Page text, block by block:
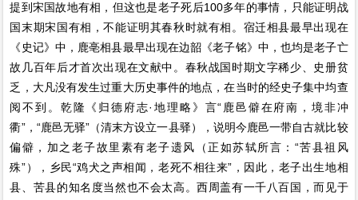
提到宋国故地有相，但这也是老子死后100多年的事情，只能证明战
国末期宋国有相，不能证明其春秋时就有相。宿迁相县最早出现在
《史记》中，鹿亳相县最早出现在边韶《老子铭》中，也均是老子亡
故几百年后才首次出现在文献中。春秋战国时期文字稀少、史册贫
乏，大凡没有发生过重大历史事件的地点，在当时的经史子集中均查
阅不到。乾隆《归德府志·地理略》言“鹿邑僻在府南，境非冲
衢”，“鹿邑无驿”（清末方设立一县驿），说明今鹿邑一带自古就比较
偏僻，加之老子故里素有老子遗风（正如苏轼所言：“苦县祖风
殊”），乡民“鸡犬之声相闻，老死不相往来”，因此，老子出生地相
县、苦县的知名度当然也不会太高。西周盖有一千八百国，而见于